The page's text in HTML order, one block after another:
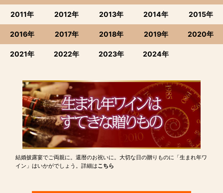
2011年 2012年 2013年 2014年 2015年
2016年 2017年 2018年 2019年 2020年
2021年 2022年 2023年 2024年
結婚披露宴でご両親に。還暦のお祝いに。大切な日の贈りものに「生まれ年ワ
イン」はいかがでしょう。詳細はこちら